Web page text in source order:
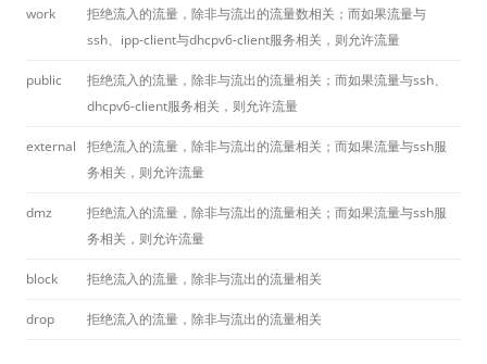
work
拒绝流入的流量，除非与流出的流量数相关；而如果流量与
ssh、ipp-client与dhcpv6-client服务相关，则允许流量
public
拒绝流入的流量，除非与流出的流量相关；而如果流量与ssh、
dhcpv6-client服务相关，则允许流量
external
拒绝流入的流量，除非与流出的流量相关；而如果流量与ssh服
务相关，则允许流量
dmz
拒绝流入的流量，除非与流出的流量相关；而如果流量与ssh服
务相关，则允许流量
block 拒绝流入的流量，除非与流出的流量相关
drop 拒绝流入的流量，除非与流出的流量相关